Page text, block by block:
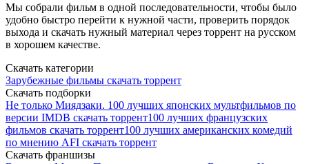
Мы собрали фильм в одной последовательности, чтобы было
удобно быстро перейти к нужной части, проверить порядок
выхода и скачать нужный материал через торрент на русском
в хорошем качестве.
Скачать категории
Зарубежные фильмы скачать торрент
Скачать подборки
Не только Миядзаки. 100 лучших японских мультфильмов по
версии IMDB скачать торрент100 лучших французских
фильмов скачать торрент100 лучших американских комедий
по мнению AFI скачать торрент
Скачать франшизы